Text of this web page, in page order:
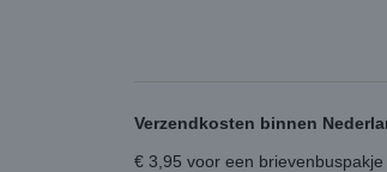
Verzendkosten binnen
€ 3,95 voor een brievenbuspakje